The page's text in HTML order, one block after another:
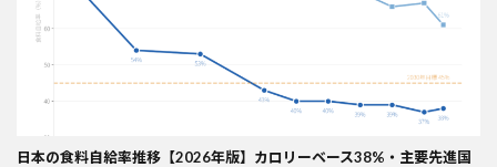
日本の食料自給率推移【2026年版】カロリーベース38%・主要先進国